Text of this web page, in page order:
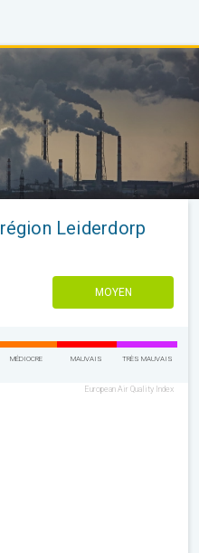
Leiderdorp
MOYEN
MÉDIOCRE MAUVAIS TRÈS MAUVAIS
European Air Quality Index